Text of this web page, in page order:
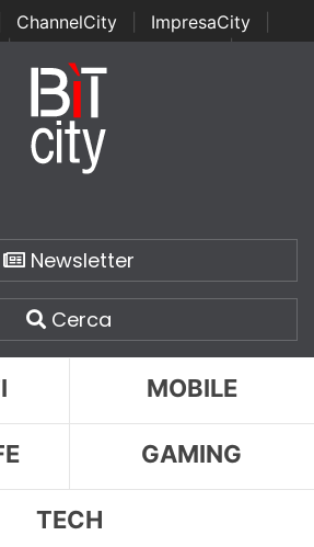
ChannelCity ImpresaCity
| Italian Channel Awards | Italian
Italian Security Awards
Newsletter
Cerca
MOBILE
GAMING
TECH